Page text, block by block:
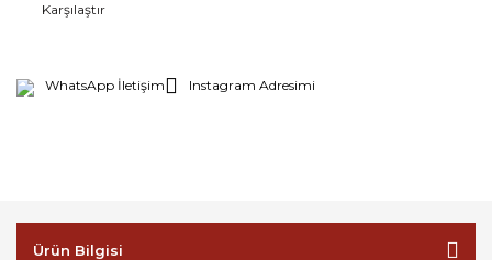
Karşılaştır
WhatsApp İletişim Instagram Adresimi
Ürün Bilgisi